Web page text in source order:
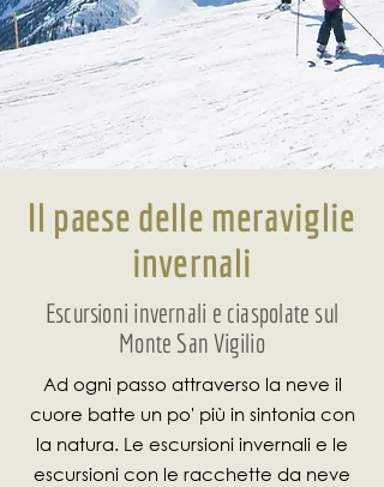
Il paese delle meraviglie
invernali
Escursioni invernali e ciaspolate sul
Monte San Vigilio
Ad ogni passo attraverso la neve il
cuore batte un po' più in sintonia con
la natura. Le escursioni invernali e le
escursioni con le racchette da neve